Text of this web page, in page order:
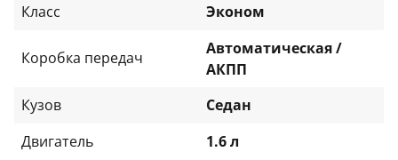
Класс Эконом
Коробка передач
Автоматическая /
АКПП
Кузов
Седан
Двигатель
1.6 л